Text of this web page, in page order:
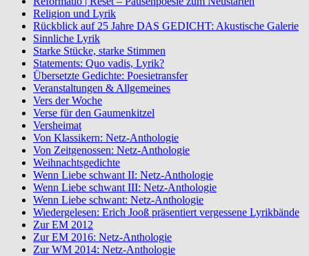
Religion und Lyrik
Rückblick auf 25 Jahre DAS GEDICHT: Akustische Galerie
Sinnliche Lyrik
Starke Stücke, starke Stimmen
Statements: Quo vadis, Lyrik?
Übersetzte Gedichte: Poesietransfer
Veranstaltungen & Allgemeines
Vers der Woche
Verse für den Gaumenkitzel
Versheimat
Von Klassikern: Netz-Anthologie
Von Zeitgenossen: Netz-Anthologie
Weihnachtsgedichte
Wenn Liebe schwant II: Netz-Anthologie
Wenn Liebe schwant III: Netz-Anthologie
Wenn Liebe schwant: Netz-Anthologie
Wiedergelesen: Erich Jooß präsentiert vergessene Lyrikbände
Zur EM 2012
Zur EM 2016: Netz-Anthologie
Zur WM 2014: Netz-Anthologie